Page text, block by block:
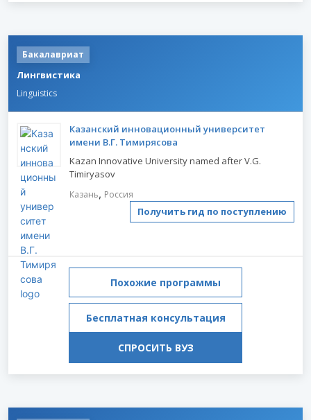
Бакалавриат
Лингвистика
Linguistics
Казанский инновационный университет
имени В.Г. Тимирясова
Kazan Innovative University named after V.G.
Timiryasov
Казань, Россия
Получить гид по поступлению
Похожие программы
Бесплатная консультация
СПРОСИТЬ ВУЗ